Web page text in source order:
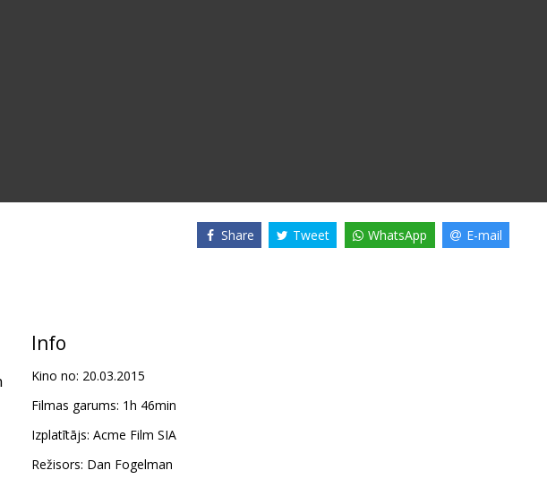
Share Tweet WhatsApp E-mail
Info
Kino no: 20.03.2015
Filmas garums: 1h 46min
Izplatītājs: Acme Film SIA
Režisors: Dan Fogelman